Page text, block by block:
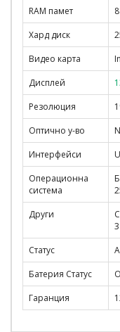
RAM памет
Хард диск
Видео карта
Дисплей
Резолюция
Оптично у-во
Интерфейси
Операционна
система
Други
3
Статус
Батерия Статус
Гаранция